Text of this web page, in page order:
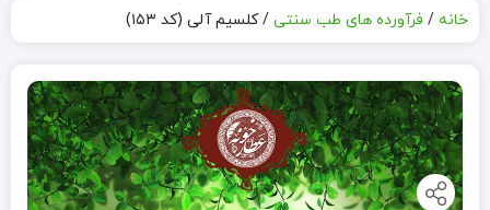
خانه / فرآورده های طب سنتی /کلسیم آلی (کد ۱۵۳)